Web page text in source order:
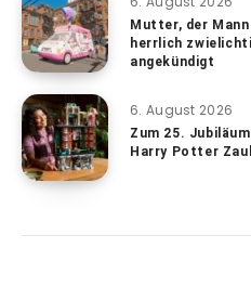
Mutter, der
herrlich
angekündigt
6. August 2026
Zum 25.
Harry Potter